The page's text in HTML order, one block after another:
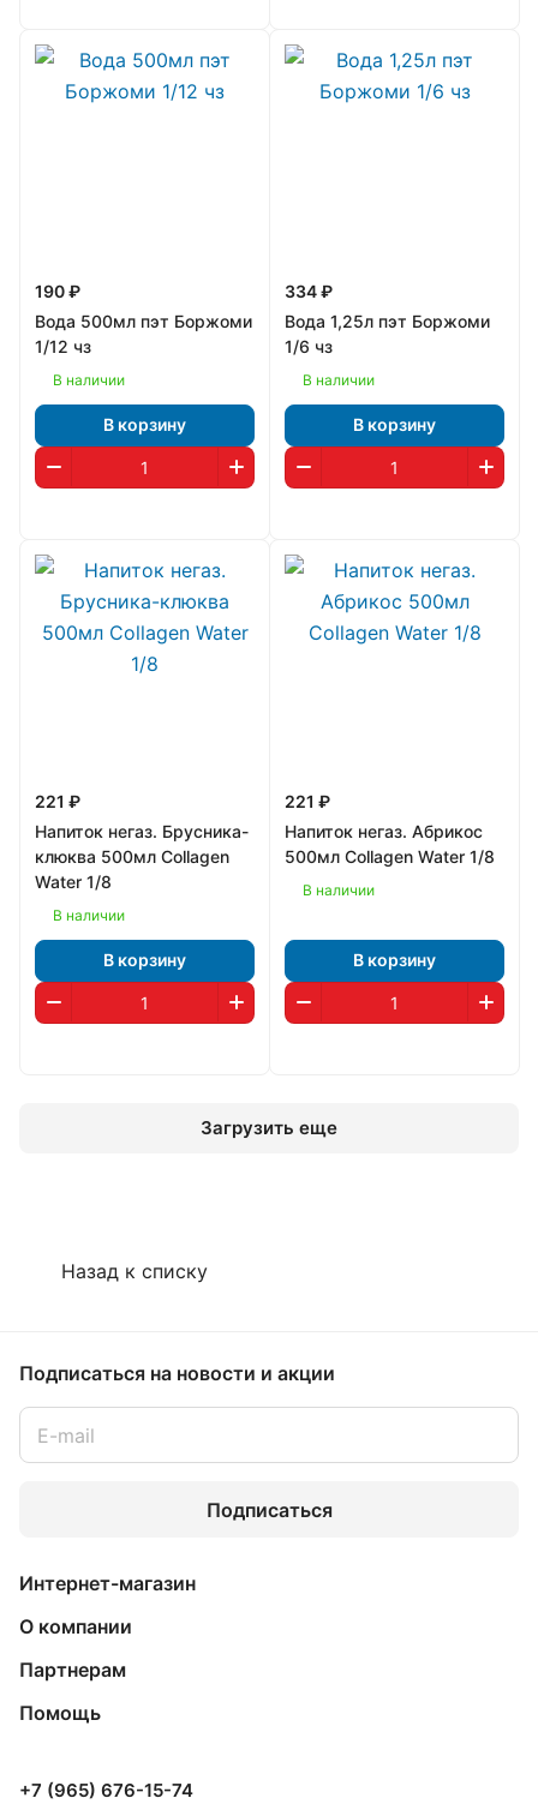
190 ₽
Вода 500мл пэт Боржоми
1/12 чз
В наличии
В корзину
334 ₽
Вода 1,25л пэт Боржоми
1/6 чз
В наличии
В корзину
221 ₽
Напиток негаз. Брусника-
клюква 500мл Collagen
Water 1/8
В наличии
В корзину
221 ₽
Напиток негаз. Абрикос
500мл Collagen Water 1/8
В наличии
В корзину
Загрузить еще
Назад к списку
Подписаться на новости и акции
Подписаться
Интернет-магазин
О компании
Партнерам
Помощь
+7 (965) 676-15-74